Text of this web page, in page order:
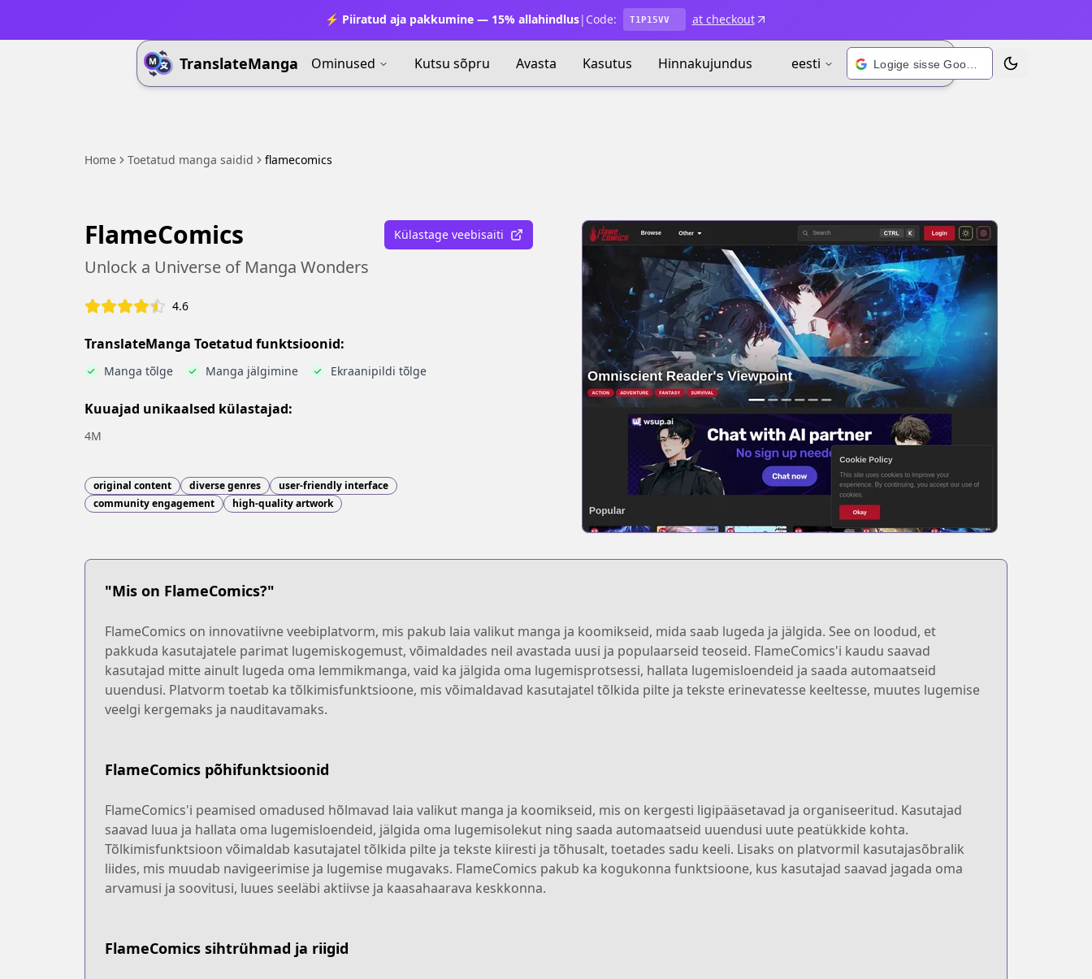
⚡ Piiratud aja pakkumine — 15% allahindlus| Code: T1P15VV at checkout
TranslateManga Ominused Kutsu sõpru Avasta Kasutus Hinnakujundus eesti Vaheta teema
Home Toetatud manga saidid flamecomics
FlameComics Külastage veebisaiti
Unlock a Universe of Manga Wonders
4.6
TranslateManga Toetatud funktsioonid:
Manga tõlge Manga jälgimine Ekraanipildi tõlge
Kuuajad unikaalsed külastajad:
4M
original content diverse genres
user-friendly interface
community engagement
high-quality artwork
"Mis on FlameComics?"
FlameComics on innovatiivne veebiplatvorm, mis pakub laia valikut manga ja koomikseid, mida saab lugeda ja jälgida. See on loodud, et
pakkuda kasutajatele parimat lugemiskogemust, võimaldades neil avastada uusi ja populaarseid teoseid. FlameComics'i kaudu saavad
kasutajad mitte ainult lugeda oma lemmikmanga, vaid ka jälgida oma lugemisprotsessi, hallata lugemisloendeid ja saada automaatseid
uuendusi. Platvorm toetab ka tõlkimisfunktsioone, mis võimaldavad kasutajatel tõlkida pilte ja tekste erinevatesse keeltesse, muutes lugemise
veelgi kergemaks ja nauditavamaks.
FlameComics põhifunktsioonid
FlameComics'i peamised omadused hõlmavad laia valikut manga ja koomikseid, mis on kergesti ligipääsetavad ja organiseeritud. Kasutajad
saavad luua ja hallata oma lugemisloendeid, jälgida oma lugemisolekut ning saada automaatseid uuendusi uute peatükkide kohta.
Tõlkimisfunktsioon võimaldab kasutajatel tõlkida pilte ja tekste kiiresti ja tõhusalt, toetades sadu keeli. Lisaks on platvormil kasutajasõbralik
liides, mis muudab navigeerimise ja lugemise mugavaks. FlameComics pakub ka kogukonna funktsioone, kus kasutajad saavad jagada oma
arvamusi ja soovitusi, luues seeläbi aktiivse ja kaasahaarava keskkonna.
FlameComics sihtrühmad ja riigid